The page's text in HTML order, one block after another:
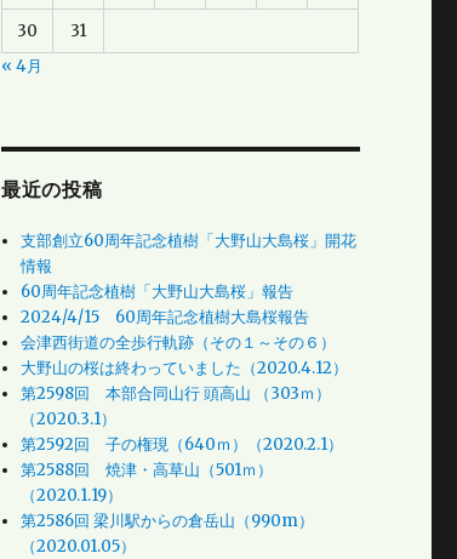
30
31
« 4月
最近の投稿
支部創立60周年記念植樹「大野山大島桜」開花
情報
60周年記念植樹「大野山大島桜」報告
2024/4/15 60周年記念植樹大島桜報告
会津西街道の全歩行軌跡（その１～その６）
大野山の桜は終わっていました（2020.4.12）
第2598回 本部合同山行 頭高山 （303ｍ）
（2020.3.1）
第2592回 子の権現（640ｍ）（2020.2.1）
第2588回 焼津・高草山（501ｍ）
（2020.1.19）
第2586回 梁川駅からの倉岳山（990m）
（2020.01.05）